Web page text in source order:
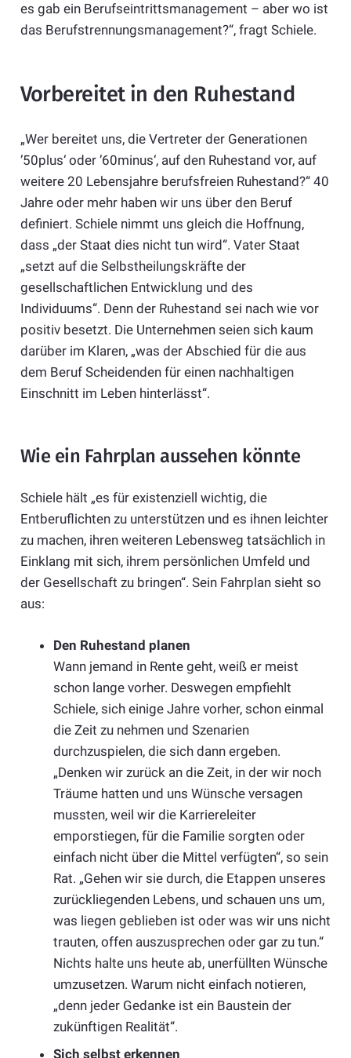
es gab ein Berufseintrittsmanagement – aber wo ist
das Berufstrennungsmanagement?“, fragt Schiele.
Vorbereitet in den Ruhestand
„Wer bereitet uns, die Vertreter der Generationen
’50plus‘ oder ’60minus‘, auf den Ruhestand vor, auf
weitere 20 Lebensjahre berufsfreien Ruhestand?“ 40
Jahre oder mehr haben wir uns über den Beruf
definiert. Schiele nimmt uns gleich die Hoffnung,
dass „der Staat dies nicht tun wird“. Vater Staat
„setzt auf die Selbstheilungskräfte der
gesellschaftlichen Entwicklung und des
Individuums“. Denn der Ruhestand sei nach wie vor
positiv besetzt. Die Unternehmen seien sich kaum
darüber im Klaren, „was der Abschied für die aus
dem Beruf Scheidenden für einen nachhaltigen
Einschnitt im Leben hinterlässt“.
Wie ein Fahrplan aussehen könnte
Schiele hält „es für existenziell wichtig, die
Entberuflichten zu unterstützen und es ihnen leichter
zu machen, ihren weiteren Lebensweg tatsächlich in
Einklang mit sich, ihrem persönlichen Umfeld und
der Gesellschaft zu bringen“. Sein Fahrplan sieht so
aus:
Den Ruhestand planen
Wann jemand in Rente geht, weiß er meist
schon lange vorher. Deswegen empfiehlt
Schiele, sich einige Jahre vorher, schon einmal
die Zeit zu nehmen und Szenarien
durchzuspielen, die sich dann ergeben.
„Denken wir zurück an die Zeit, in der wir noch
Träume hatten und uns Wünsche versagen
mussten, weil wir die Karriereleiter
emporstiegen, für die Familie sorgten oder
einfach nicht über die Mittel verfügten“, so sein
Rat. „Gehen wir sie durch, die Etappen unseres
zurückliegenden Lebens, und schauen uns um,
was liegen geblieben ist oder was wir uns nicht
trauten, offen auszusprechen oder gar zu tun.“
Nichts halte uns heute ab, unerfüllten Wünsche
umzusetzen. Warum nicht einfach notieren,
„denn jeder Gedanke ist ein Baustein der
zukünftigen Realität“.
Sich selbst erkennen